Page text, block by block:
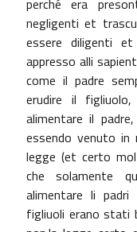
negligenti et
essere diligenti
appresso alli
come il padre
erudire il
alimentare il
essendo venuto in
legge (et certo
che solamente
alimentare li
figliuoli erano stati